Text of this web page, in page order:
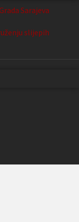
Sarajeva
slijepih